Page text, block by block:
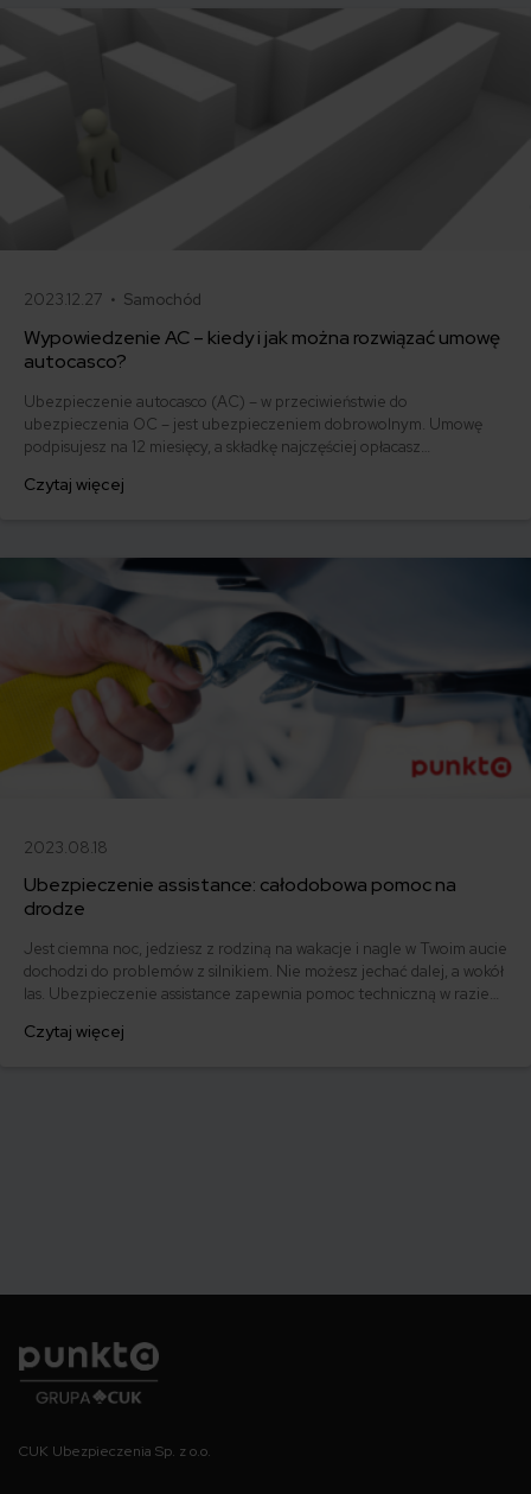
2023.12.27 • Samochód
Wypowiedzenie AC – kiedy i jak można rozwiązać umowę
autocasco?
Ubezpieczenie autocasco (AC) – w przeciwieństwie do
ubezpieczenia OC – jest ubezpieczeniem dobrowolnym. Umowę
podpisujesz na 12 miesięcy, a składkę najczęściej opłacasz
ofertę lub zdecydowałeś się sprzedać samochód w trakcie trwania
Czytaj więcej
2023.08.18
Ubezpieczenie assistance: całodobowa pomoc na
drodze
Jest ciemna noc, jedziesz z rodziną na wakacje i nagle w Twoim aucie
dochodzi do problemów z silnikiem. Nie możesz jechać dalej, a wokół
las. Ubezpieczenie assistance zapewnia pomoc techniczną w razie
samochód, assistance może Ci bardzo ułatwić życie.
Czytaj więcej
CUK Ubezpieczenia Sp. z o.o.